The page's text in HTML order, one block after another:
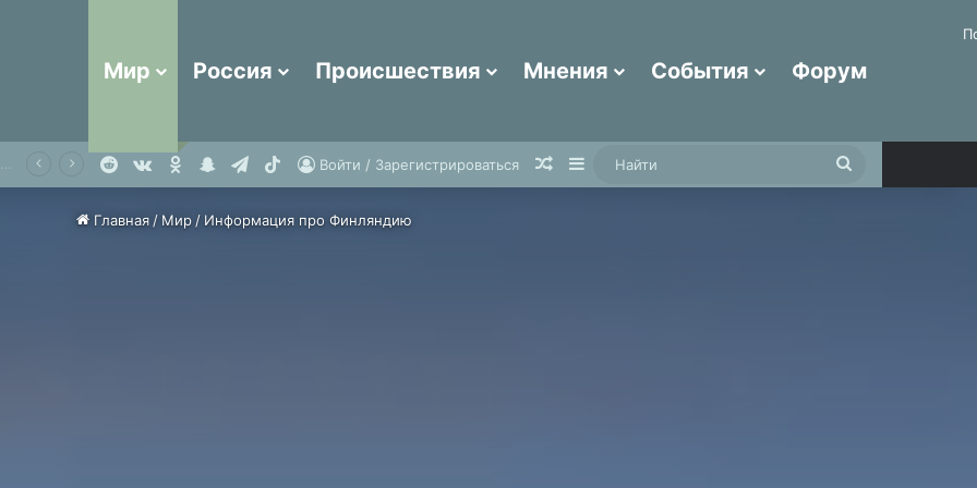
Мир Россия Происшествия Мнения События Форум
Redditvk.comОдноклассники
SnapchatTelegram
TikTokВойти / Зарегистрироваться Случайная статья
Sidebar
Главная / Мир / Информация про Финляндию